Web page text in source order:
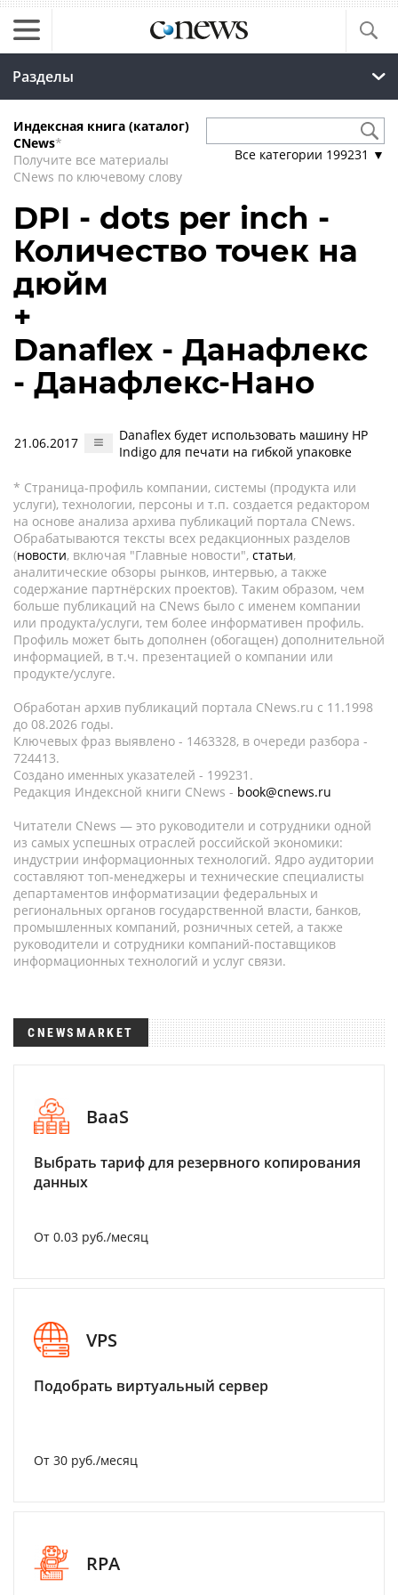
Разделы
Индексная книга (каталог)
CNews*
Получите все материалы
CNews по ключевому слову
Все категории 199231 ▼
DPI - dots per inch -
Количество точек на
дюйм
+
Danaflex - Данафлекс
- Данафлекс-Нано
21.06.2017
Danaflex будет использовать машину HP
Indigo для печати на гибкой упаковке
* Страница-профиль компании, системы (продукта или
услуги), технологии, персоны и т.п. создается редактором
на основе анализа архива публикаций портала CNews.
Обрабатываются тексты всех редакционных разделов
(новости, включая "Главные новости", статьи,
аналитические обзоры рынков, интервью, а также
содержание партнёрских проектов). Таким образом, чем
больше публикаций на CNews было с именем компании
или продукта/услуги, тем более информативен профиль.
Профиль может быть дополнен (обогащен) дополнительной
информацией, в т.ч. презентацией о компании или
продукте/услуге.
Обработан архив публикаций портала CNews.ru c 11.1998
до 08.2026 годы.
Ключевых фраз выявлено - 1463328, в очереди разбора -
724413.
Создано именных указателей - 199231.
Редакция Индексной книги CNews - book@cnews.ru
Читатели CNews — это руководители и сотрудники одной
из самых успешных отраслей российской экономики:
индустрии информационных технологий. Ядро аудитории
составляют топ-менеджеры и технические специалисты
департаментов информатизации федеральных и
региональных органов государственной власти, банков,
промышленных компаний, розничных сетей, а также
руководители и сотрудники компаний-поставщиков
информационных технологий и услуг связи.
CNEWSMARKET
BaaS
Выбрать тариф для резервного копирования
данных
От 0.03 руб./месяц
VPS
Подобрать виртуальный сервер
От 30 руб./месяц
RPA